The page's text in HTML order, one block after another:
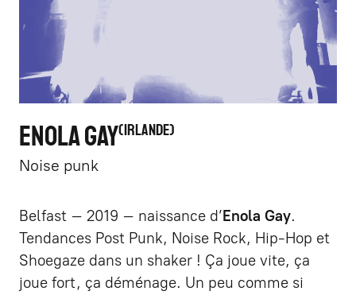
ENOLA GAY IRLANDE
Noise punk
Belfast – 2019 – naissance d’Enola Gay.
Tendances Post Punk, Noise Rock, Hip-Hop et
Shoegaze dans un shaker ! Ça joue vite, ça
joue fort, ça déménage. Un peu comme si